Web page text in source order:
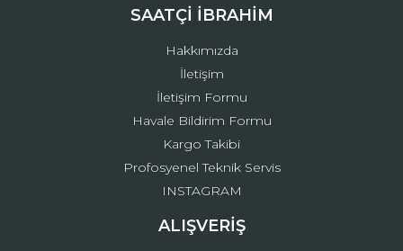
Ürün fiyatı diğer sitelerden daha pahalı.
Gönder
SAATÇİ İBRAHİM
Hakkımızda
İletişim
İletişim Formu
Havale Bildirim Formu
Kargo Takibi
Profosyenel Teknik Servis
INSTAGRAM
ALIŞVERİŞ